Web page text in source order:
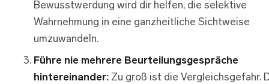
Bewusstwerdung wird dir helfen, die selektive
Wahrnehmung in eine ganzheitliche Sichtweise
umzuwandeln.
Führe nie mehrere Beurteilungsgespräche
hintereinander: Zu groß ist die Vergleichsgefahr.